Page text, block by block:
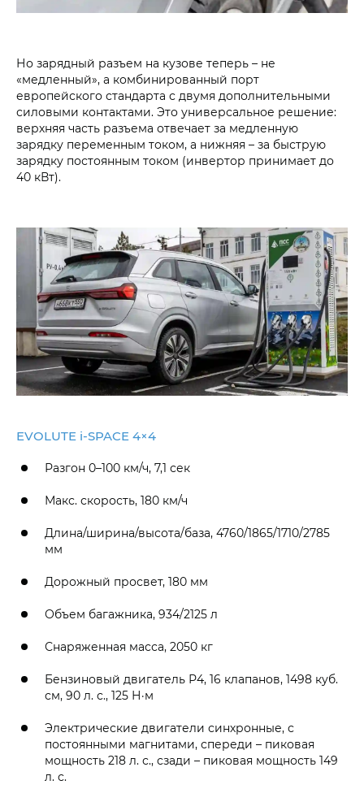
Но зарядный разъем на кузове теперь – не
«медленный», а комбинированный порт
европейского стандарта с двумя дополнительными
силовыми контактами. Это универсальное решение:
верхняя часть разъема отвечает за медленную
зарядку переменным током, а нижняя – за быструю
зарядку постоянным током (инвертор принимает до
40 кВт).
EVOLUTE i‑SPACE 4×4
Разгон 0–100 км/ч, 7,1 сек
Макс. скорость, 180 км/ч
Длина/ширина/высота/база, 4760/1865/1710/2785
мм
Дорожный просвет, 180 мм
Объем багажника, 934/2125 л
Снаряженная масса, 2050 кг
Бензиновый двигатель Р4, 16 клапанов, 1498 куб.
см, 90 л. с., 125 Н·м
Электрические двигатели синхронные, с
постоянными магнитами, спереди – пиковая
мощность 218 л. с., сзади – пиковая мощность 149
л. с.